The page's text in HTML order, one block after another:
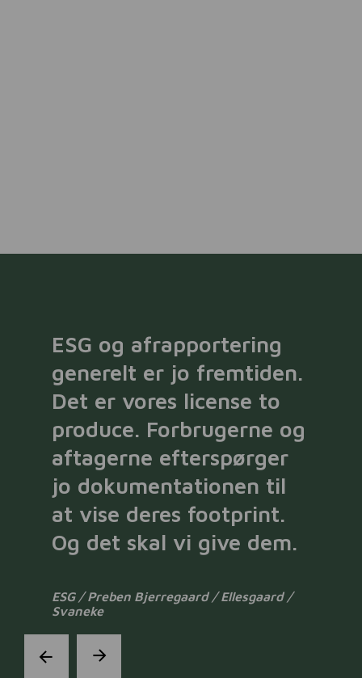
ESG og afrapportering
generelt er jo fremtiden.
Det er vores license to
produce. Forbrugerne og
aftagerne efterspørger
jo dokumentationen til
at vise deres footprint.
Og det skal vi give dem.
ESG / Preben Bjerregaard / Ellesgaard /
Svaneke